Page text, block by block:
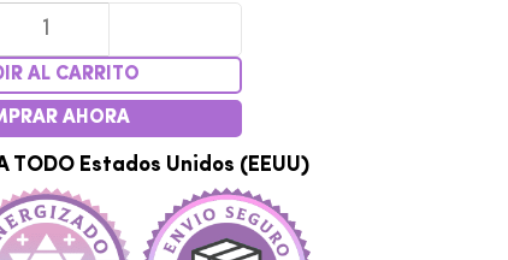
AL CARRITO
AHORA
TODO Estados Unidos (EEUU)